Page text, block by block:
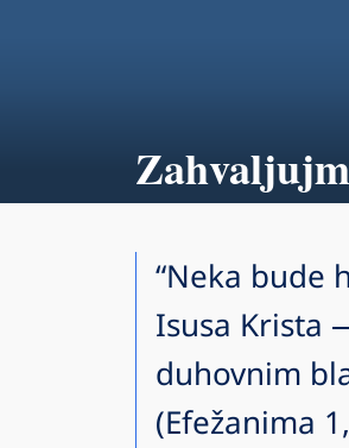
“Neka bude
Isusa Krista
duhovnim
(Efežanima